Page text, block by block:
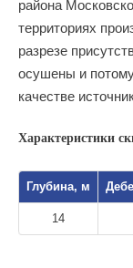
района
территориях
разрезе
осушены и
качестве
Характеристики
Глубина, м
14